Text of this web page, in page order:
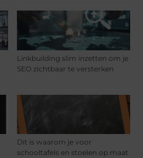
Linkbuilding slim inzetten om je
SEO zichtbaar te versterken
Dit is waarom je voor
schooltafels en stoelen op maat